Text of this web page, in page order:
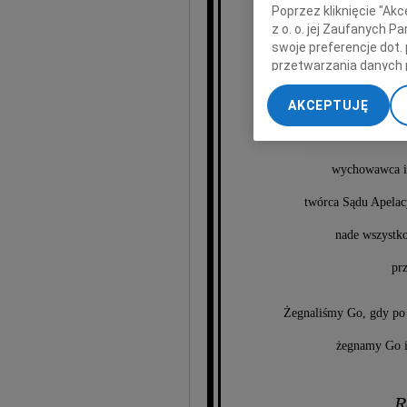
wychowawca
twórca Sądu
nade
Żegnaliśmy Go, gdy po
żegnamy Go
Poprzez kliknięcie
z o. o. jej Zaufanych
swoje preferencje dot.
przetwarzania danych
„Ustawienia
My, nasi Zaufani
dokładnych danych
Przechowywanie
treści, badnie
AKCEPTUJĘ